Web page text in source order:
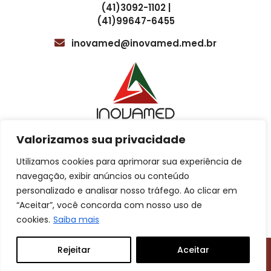
Valorizamos sua privacidade
Utilizamos cookies para aprimorar sua experiência de
navegação, exibir anúncios ou conteúdo
personalizado e analisar nosso tráfego. Ao clicar em
“Aceitar”, você concorda com nosso uso de
cookies. Saiba mais
Rejeitar Aceitar
gerenciar as expectativas dos empregadores e dos
funcionários em relação ao tempo necessário para obter
os resultados. Os prazos de entrega podem variar
dependendo do tipo de exame, por isso é importante
esperados.
(41)3092-1102 |
(41)99647-6455
inovamed@inovamed.med.br
Localização
Av. Sete de Setembro, 4615, 5º e 8º andar
Batel, Curitiba – PR.
Cotação para treinamentos
Atendimento ao Cliente
Cotação comercial
desenvolvido com